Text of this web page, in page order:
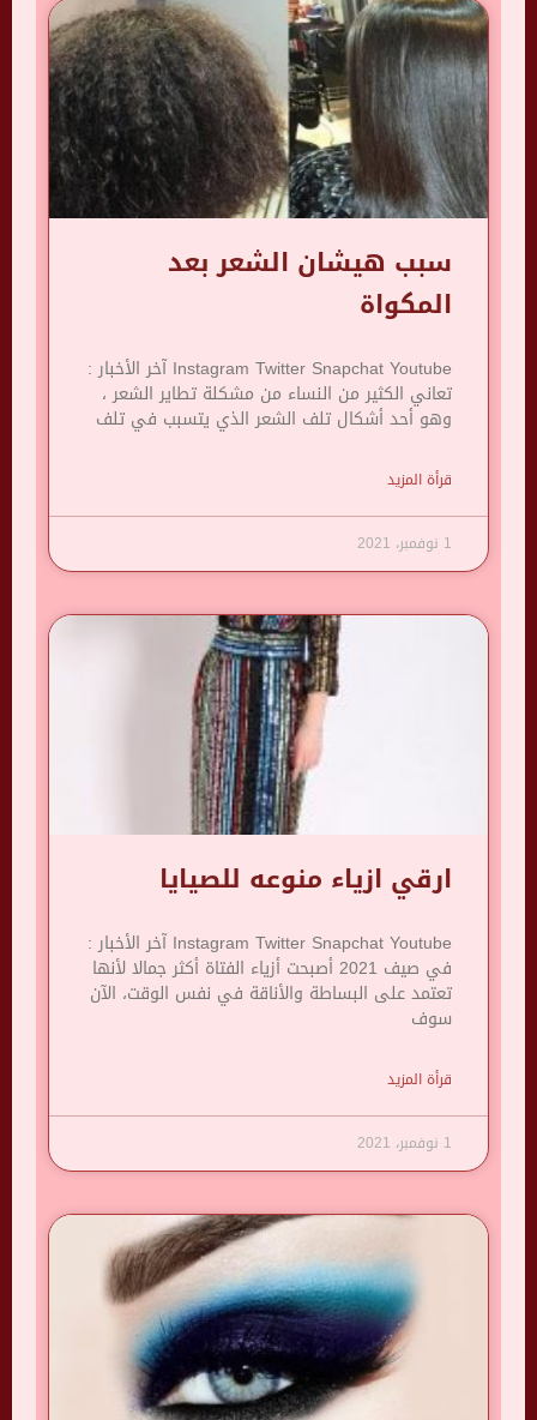
سبب هيشان الشعر بعد
المكواة
Instagram Twitter Snapchat Youtube آخر الأخبار :
تعاني الكثير من النساء من مشكلة تطاير الشعر ،
وهو أحد أشكال تلف الشعر الذي يتسبب في تلف
قرأة المزيد
1 نوفمبر، 2021
ارقي ازياء منوعه للصيايا
Instagram Twitter Snapchat Youtube آخر الأخبار :
في صيف 2021 أصبحت أزياء الفتاة أكثر جمالا لأنها
تعتمد على البساطة والأناقة في نفس الوقت، الآن
سوف
قرأة المزيد
1 نوفمبر، 2021